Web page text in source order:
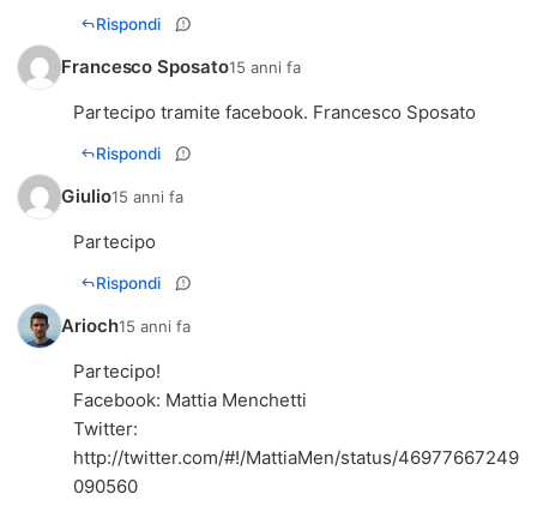
Rispondi
Francesco Sposato15 anni fa
Partecipo tramite facebook. Francesco Sposato
Rispondi
Giulio15 anni fa
Partecipo
Rispondi
Arioch15 anni fa
Partecipo!
Facebook: Mattia Menchetti
Twitter:
http://twitter.com/#!/MattiaMen/status/46977667249
090560